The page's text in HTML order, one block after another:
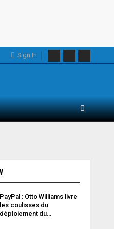
Sign In
PayPal : Otto Williams livre
les coulisses du
déploiement du…